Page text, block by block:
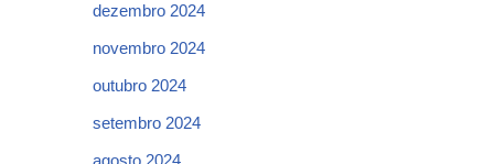
dezembro 2024
novembro 2024
outubro 2024
setembro 2024
agosto 2024